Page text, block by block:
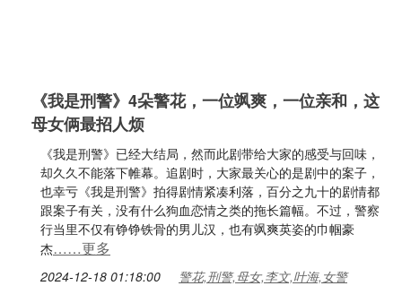
《我是刑警》4朵警花，一位飒爽，一位亲和，这
母女俩最招人烦
《我是刑警》已经大结局，然而此剧带给大家的感受与回味，
却久久不能落下帷幕。追剧时，大家最关心的是剧中的案子，
也幸亏《我是刑警》拍得剧情紧凑利落，百分之九十的剧情都
跟案子有关，没有什么狗血恋情之类的拖长篇幅。不过，警察
行当里不仅有铮铮铁骨的男儿汉，也有飒爽英姿的巾帼豪
杰……更多
2024-12-18 01:18:00 警花,刑警,母女,李文,叶海,女警